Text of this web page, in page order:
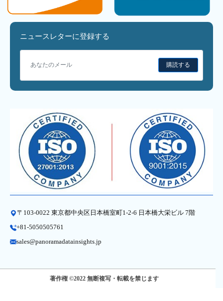
ニュースレターに登録する
購読する
〒103-0022 東京都中央区日本橋室町1-2-6 日本橋大栄ビル 7階
+81-5050505761
sales@panoramadatainsights.jp
著作権 ©2022 無断複写・転載を禁じます